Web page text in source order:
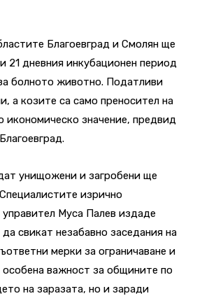
Благоевград и Смолян ще
21 дневния инкубационен период
болното животно. Податливи
а козите са само преносител на
икономическо значение, предвид
унищожени и загробени ще
Специалистите изрично
Муса Палев издаде
свикат незабавно заседания на
мерки за ограничаване и
важност за общините по
на заразата, но и заради